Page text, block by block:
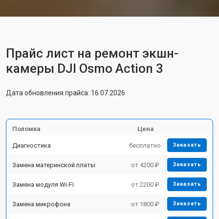
Прайс лист на ремонт экшн-
камеры DJI Osmo Action 3
Дата обновления прайса: 16.07.2026
Поломка Цена
Диагностика бесплатно Заказать
Замена материнской платы от 4200 ₽ Заказать
Замена модуля Wi-Fi от 2200 ₽ Заказать
Замена микрофона от 1800 ₽ Заказать